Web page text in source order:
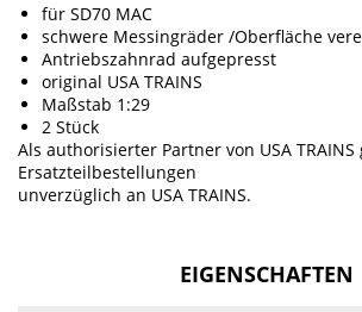
für SD70 MAC
schwere Messingräder /Oberfläche
Antriebszahnrad aufgepresst
original USA TRAINS
Maßstab 1:29
2 Stück
Als authorisierter Partner von USA
Ersatzteilbestellungen
unverzüglich an USA TRAINS.
EIGENSCHAFTEN